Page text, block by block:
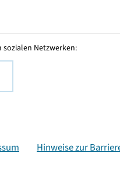
sozialen Netzwerken:
Hinweise zur